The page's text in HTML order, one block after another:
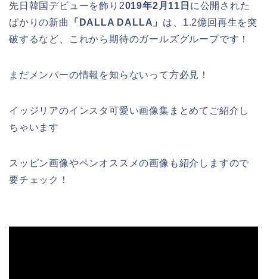
先日韓国デビューを飾り2019年2月11日 に公開された
ばかりの新曲
「DALLA DALLA」 は、1.2億回再生を突
破するなど、これから期待のガールズグループです！
まだメンバーの情報を知らないって方必見！
イッジリアのインスタ可愛い画像集まとめてご紹介し
ちゃいます
スッピン画像やペンオススメの画像も紹介しますので
要チェック！